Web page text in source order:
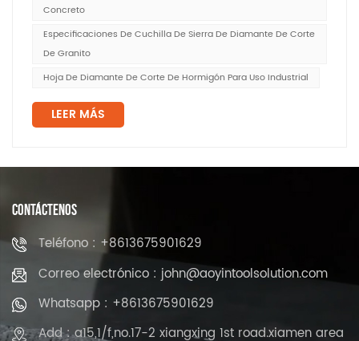
Concreto
Especificaciones De Cuchilla De Sierra De Diamante De Corte
De Granito
Hoja De Diamante De Corte De Hormigón Para Uso Industrial
LEER MÁS
CONTÁCTENOS
Teléfono : +8613675901629
Correo electrónico : john@aoyintoolsolution.com
Whatsapp : +8613675901629
Add : a15,1/f,no.17-2 xiangxing 1st road.xiamen area